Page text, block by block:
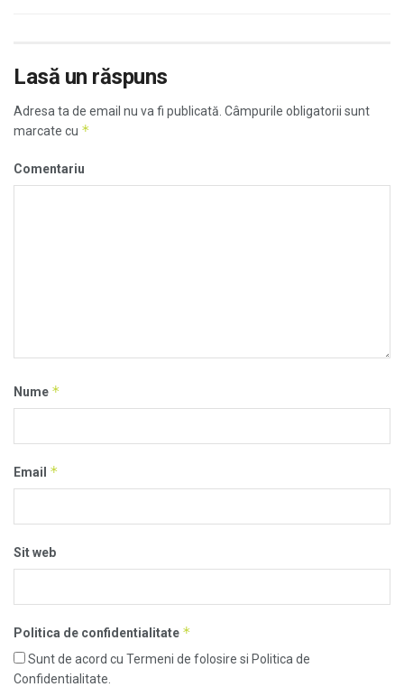
Lasă un răspuns
Adresa ta de email nu va fi publicată. Câmpurile obligatorii sunt
marcate cu *
Comentariu
Nume *
Email *
Sit web
Politica de confidentialitate *
Sunt de acord cu Termeni de folosire si Politica de
Confidentialitate.